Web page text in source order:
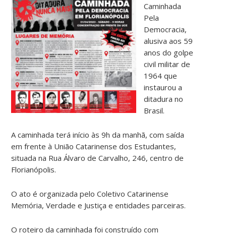
Caminhada
Pela
Democracia,
alusiva aos 59
anos do golpe
civil militar de
1964 que
instaurou a
ditadura no
Brasil.
A caminhada terá início às 9h da manhã, com saída
em frente à União Catarinense dos Estudantes,
situada na Rua Álvaro de Carvalho, 246, centro de
Florianópolis.
O ato é organizada pelo Coletivo Catarinense
Memória, Verdade e Justiça e entidades parceiras.
O roteiro da caminhada foi construído com